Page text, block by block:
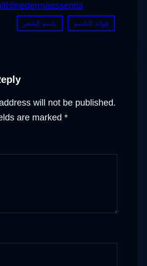
بلسم الشعر فوائد البلسم
will not be published.
are marked *